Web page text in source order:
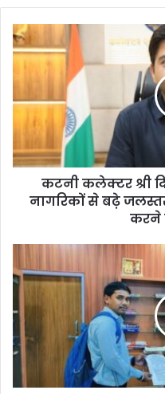
u
r
E
m
a
l
a
d
s
कटनी कलेक्टर श्री
नागरिकों से बढ़े
करने